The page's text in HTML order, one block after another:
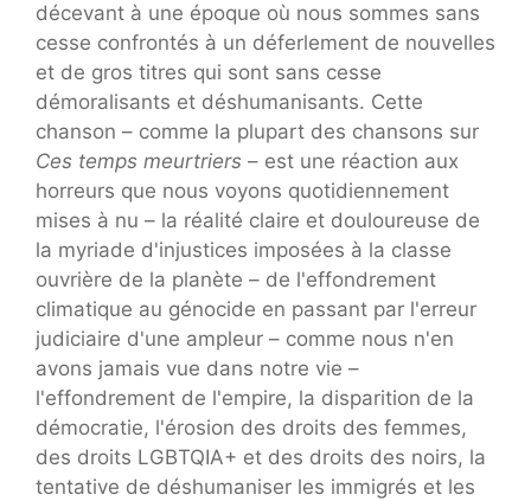
décevant à une époque où nous sommes sans
cesse confrontés à un déferlement de nouvelles
et de gros titres qui sont sans cesse
démoralisants et déshumanisants. Cette
chanson – comme la plupart des chansons sur
Ces temps meurtriers – est une réaction aux
horreurs que nous voyons quotidiennement
mises à nu – la réalité claire et douloureuse de
la myriade d'injustices imposées à la classe
ouvrière de la planète – de l'effondrement
climatique au génocide en passant par l'erreur
judiciaire d'une ampleur – comme nous n'en
avons jamais vue dans notre vie –
l'effondrement de l'empire, la disparition de la
démocratie, l'érosion des droits des femmes,
des droits LGBTQIA+ et des droits des noirs, la
tentative de déshumaniser les immigrés et les